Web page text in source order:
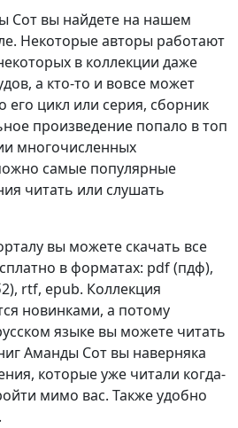
Сот вы найдете на нашем
Некоторые авторы работают
в коллекции даже
а кто-то и вовсе может
его цикл или серия, сборник
произведение попало в топ
многочисленных
самые популярные
читать или слушать
вы можете скачать все
в форматах: pdf (пдф),
rtf, epub. Коллекция
новинками, а потому
языке вы можете читать
Аманды Сот вы наверняка
которые уже читали когда-
мимо вас. Также удобно